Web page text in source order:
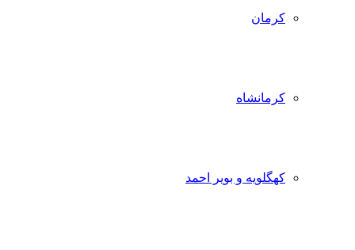
کرمان
کرمانشاه
کهگلویه و بویر احمد